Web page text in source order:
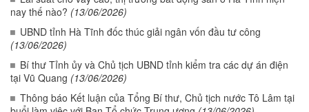
nay thế nào? (13/06/2026)
UBND tỉnh Hà Tĩnh đốc thúc giải ngân vốn đầu tư công
(13/06/2026)
Bí thư Tỉnh ủy và Chủ tịch UBND tỉnh kiểm tra các dự án điện
tại Vũ Quang (13/06/2026)
Thông báo Kết luận của Tổng Bí thư, Chủ tịch nước Tô Lâm tại